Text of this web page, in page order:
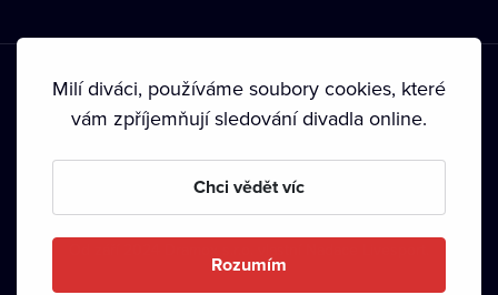
Podmínky používání • Ochrana soukromí • Zásady používání
• Autorská práva•
Milí diváci, používáme soubory cookies, které
vám zpříjemňují sledování divadla online.
Chci vědět víc
Rozumím